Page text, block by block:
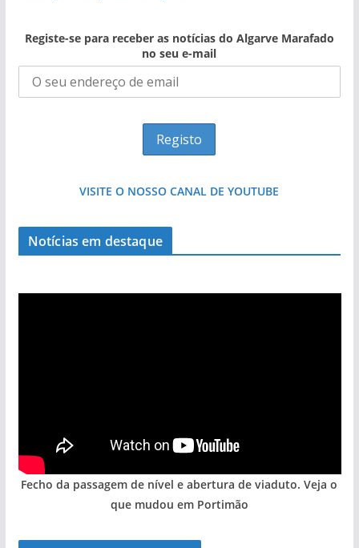
Registe-se para receber as notícias do Algarve Marafado
no seu e-mail
VISITE O NOSSO CANAL DE YOUTUBE
Notícias em destaque
Milagre da água. Fontes emblemáticas do
Algarve voltam a ter vida (com vídeo)
Fecho da passagem de nível e abertura de viaduto. Veja o
que mudou em Portimão
A aldeia mais portuguesa de Portugal (com